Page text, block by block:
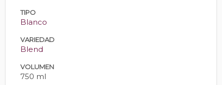
TIPO
Blanco
VARIEDAD
Blend
VOLUMEN
750 ml